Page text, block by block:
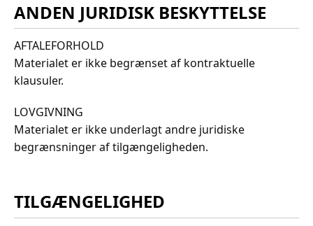
ANDEN JURIDISK BESKYTTELSE
AFTALEFORHOLD
Materialet er ikke begrænset af kontraktuelle
klausuler.
LOVGIVNING
Materialet er ikke underlagt andre juridiske
begrænsninger af tilgængeligheden.
TILGÆNGELIGHED